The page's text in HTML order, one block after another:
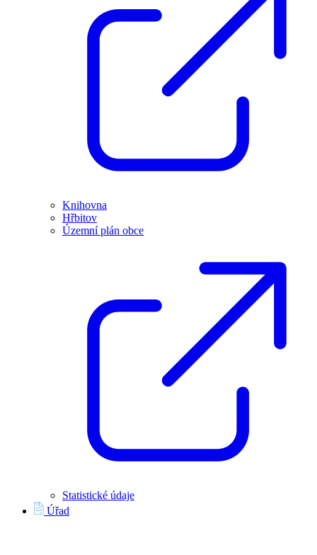
Knihovna
Hřbitov
Územní plán obce
Statistické údaje
Úřad